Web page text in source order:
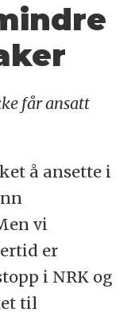
får ansatt
å ansette i
vi
er
i NRK og
til